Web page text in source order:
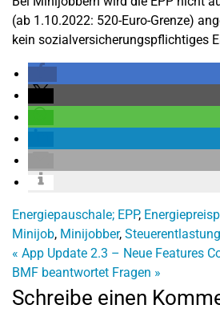
(ab 1.10.2022: 520-Euro-Grenze)
kein sozialversicherungspflichtiges
Energiepauschale; EPP,
Minijob, Minijobber,
« App Update 2.3 – Neue Features
BMF beantwortet Fragen »
Schreibe einen